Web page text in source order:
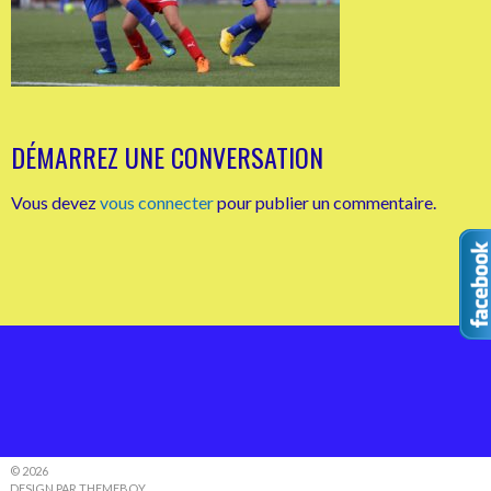
DÉMARREZ UNE CONVERSATION
Vous devezvous connecterpour publier un commentaire.
© 2026
DESIGN PAR THEMEBOY